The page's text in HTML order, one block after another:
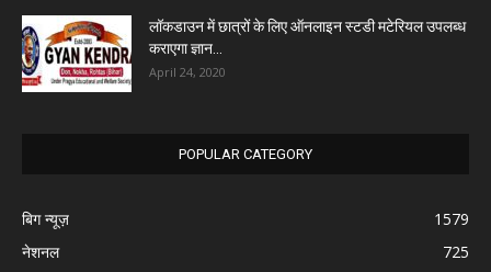
लॉकडाउन में छात्रों के लिए ऑनलाइन स्टडी मटेरियल उपलब्ध
कराएगा ज्ञान...
April 24, 2020
POPULAR CATEGORY
बिग न्यूज़
1579
नेशनल
725